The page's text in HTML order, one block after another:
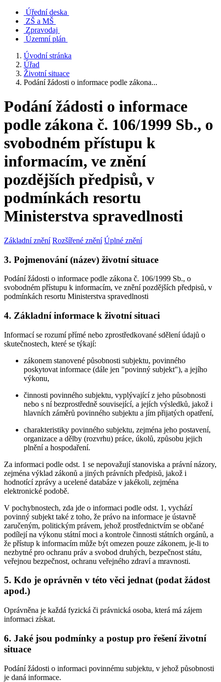
Úřední deska
ZŠ a MŠ
Zpravodaj
Územní plán
Úvodní stránka
Úřad
Životní situace
Podání žádosti o informace podle zákona...
Podání žádosti o informace
podle zákona č. 106/1999 Sb., o
svobodném přístupu k
informacím, ve znění
pozdějších předpisů, v
podmínkách resortu
Ministerstva spravedlnosti
Základní znění Rozšířené znění Úplné znění
3. Pojmenování (název) životní situace
Podání žádosti o informace podle zákona č. 106/1999 Sb., o
svobodném přístupu k informacím, ve znění pozdějších předpisů, v
podmínkách resortu Ministerstva spravedlnosti
4. Základní informace k životní situaci
Informací se rozumí přímé nebo zprostředkované sdělení údajů o
skutečnostech, které se týkají:
zákonem stanovené působnosti subjektu, povinného
poskytovat informace (dále jen "povinný subjekt"), a jejího
výkonu,
činnosti povinného subjektu, vyplývající z jeho působnosti
nebo s ní bezprostředně související, a jejích výsledků, jakož i
hlavních záměrů povinného subjektu a jím přijatých opatření,
charakteristiky povinného subjektu, zejména jeho postavení,
organizace a dělby (rozvrhu) práce, úkolů, způsobu jejich
plnění a hospodaření.
Za informaci podle odst. 1 se nepovažují stanoviska a právní názory,
zejména výklad zákonů a jiných právních předpisů, jakož i
hodnotící zprávy a ucelené databáze v jakékoli, zejména
elektronické podobě.
V pochybnostech, zda jde o informaci podle odst. 1, vychází
povinný subjekt také z toho, že právo na informace je ústavně
zaručeným, politickým právem, jehož prostřednictvím se občané
podílejí na výkonu státní moci a kontrole činnosti státních orgánů, a
že přístup k informacím může být omezen pouze zákonem, je-li to
nezbytné pro ochranu práv a svobod druhých, bezpečnost státu,
veřejnou bezpečnost, ochranu veřejného zdraví a mravnosti.
5. Kdo je oprávněn v této věci jednat (podat žádost
apod.)
Oprávněna je každá fyzická či právnická osoba, která má zájem
informaci získat.
6. Jaké jsou podmínky a postup pro řešení životní
situace
Podání žádosti o informaci povinnému subjektu, v jehož působnosti
je daná informace.